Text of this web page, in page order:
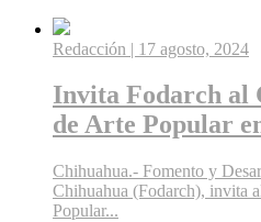
Redacción | 17 agosto, 2024
Invita Fodarch al
de Arte Popular
Chihuahua.- Fomento y
Chihuahua (Fodarch), invita
Popular...